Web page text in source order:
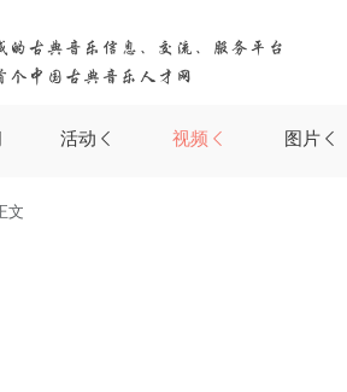
活动 视频 图片
文